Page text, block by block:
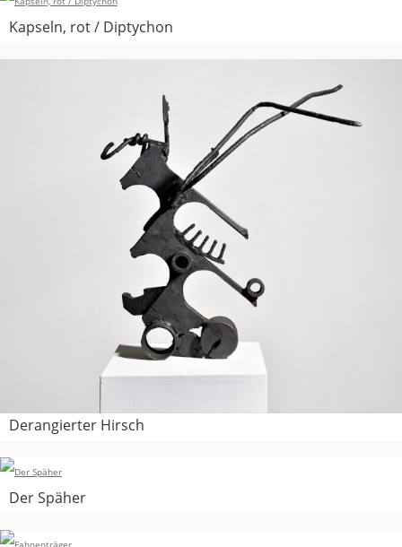
Kapseln, rot / Diptychon
Derangierter Hirsch
Der Späher